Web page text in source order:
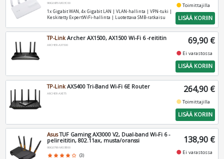
90IG0870-MO3C00
1x Gigabit WAN, 4x Gigabit LAN | VLAN‑hallinta | VPN‑tuki |
Keskitetty ExpertWiFi‑hallinta | Luotettava SMB‑ratkaisu
fiber_manual_recordToimittajilla
LISÄÄ KORIIN
TP-LinkArcher AX1500, AX1500 Wi-Fi 6 -reititin
ARCHER-AX1500 69,90 €
fiber_manual_record Ei varastossa
LISÄÄ KORIIN
TP-Link AX5400 Tri-Band Wi-Fi 6E Router
ARCHER-AXE75 264,90 €
fiber_manual_recordToimittajilla
LISÄÄ KORIIN
AsusTUF Gaming AX3000 V2, Dual-band Wi-Fi 6 -
pelireititin, 802.11ax, musta/oranssi
90IG0790-MO3B00
star star star star star_border (3)
138,90 €
fiber_manual_record Ei varastossa